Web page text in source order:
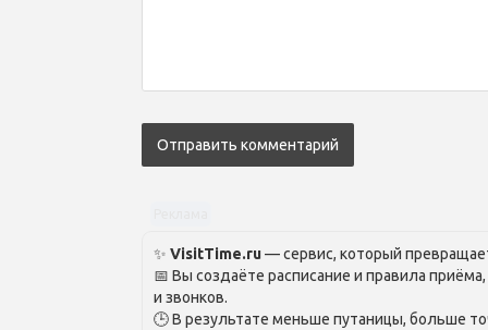
✨ VisitTime.ru— сервис, который
📅 Вы создаёте расписание и правила
и звонков.
🕒 В результате меньше путаницы, больше